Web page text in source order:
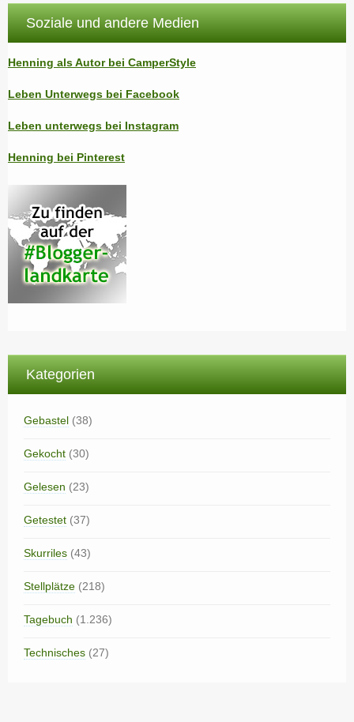
Soziale und andere Medien
Henning als Autor bei CamperStyle
Leben Unterwegs bei Facebook
Leben unterwegs bei Instagram
Henning bei Pinterest
Kategorien
Gebastel (38)
Gekocht (30)
Gelesen (23)
Getestet (37)
Skurriles (43)
Stellplätze (218)
Tagebuch (1.236)
Technisches (27)